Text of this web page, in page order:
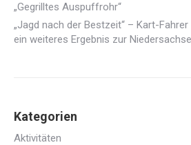
„Gegrilltes Auspuffrohr“
„Jagd nach der Bestzeit“ – Kart-
ein weiteres Ergebnis zur
Kategorien
Aktivitäten